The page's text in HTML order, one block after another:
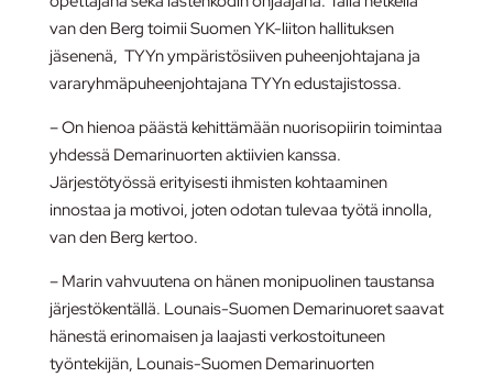
van den Berg toimii Suomen YK-liiton hallituksen
jäsenenä, TYYn ympäristösiiven puheenjohtajana ja
vararyhmäpuheenjohtajana TYYn edustajistossa.
– On hienoa päästä kehittämään nuorisopiirin toimintaa
yhdessä Demarinuorten aktiivien kanssa.
Järjestötyössä erityisesti ihmisten kohtaaminen
innostaa ja motivoi, joten odotan tulevaa työtä innolla,
van den Berg kertoo.
– Marin vahvuutena on hänen monipuolinen taustansa
järjestökentällä. Lounais-Suomen Demarinuoret saavat
hänestä erinomaisen ja laajasti verkostoituneen
työntekijän, Lounais-Suomen Demarinuorten